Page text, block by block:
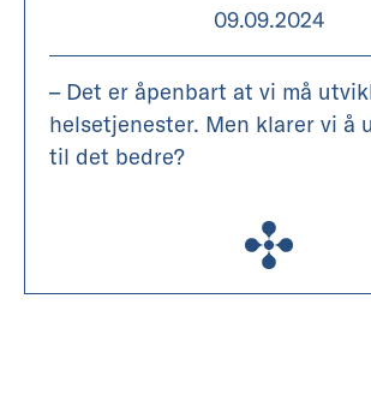
09.09.2024
– Det er åpenbart at vi må
helsetjenester. Men klarer vi å
til det bedre?